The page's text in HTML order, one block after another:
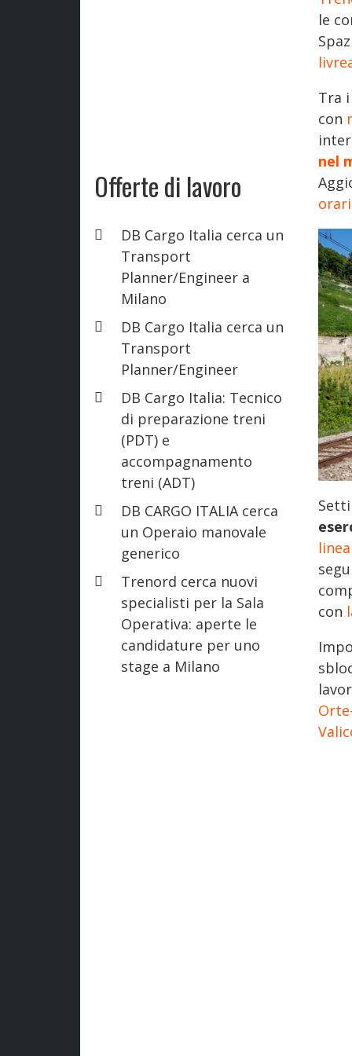
Offerte di lavoro
DB Cargo Italia cerca un
Transport
Planner/Engineer a
Milano
DB Cargo Italia cerca un
Transport
Planner/Engineer
DB Cargo Italia: Tecnico
di preparazione treni
(PDT) e
accompagnamento
treni (ADT)
DB CARGO ITALIA cerca
un Operaio manovale
generico
Trenord cerca nuovi
specialisti per la Sala
Operativa: aperte le
candidature per uno
stage a Milano
le
Tra i
con
nel
con